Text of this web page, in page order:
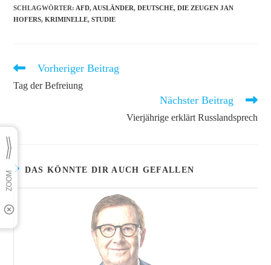
(optional)
SCHLAGWÖRTER: AFD, AUSLÄNDER, DEUTSCHE, DIE ZEUGEN JAN
HOFERS, KRIMINELLE, STUDIE
Weitere
ansehen
Vorheriger Beitrag
Tag der Befreiung
Nächster Beitrag
Vierjährige erklärt Russlandsprech
DAS KÖNNTE DIR AUCH GEFALLEN